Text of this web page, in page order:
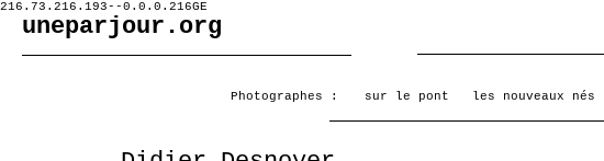
216.73.216.193--0.0.0.216GE
uneparjour.org
Photographes : sur le pont les nouveaux nés